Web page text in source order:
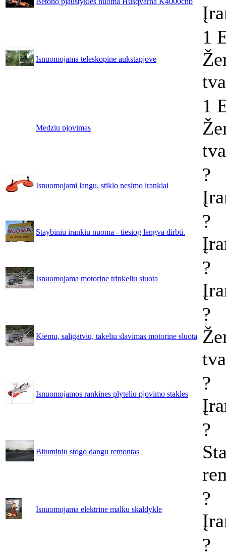
Isnuomojama teleskopine aukstapjove
1
Medziu pjovimas
1
Isnuomojami langu, stiklo nesimo irankiai
?
Staybiniu irankiu nuoma - tiesiog lengva dirbti.
?
Isnuomojama motorine trinkeliu sluota
?
Kiemu, saligatviu, takeliu slavimas motorine sluota
?
Isnuomojamos rankines plyteliu pjovimo stakles
?
Bituminiu stogo dangu remontas
?
Isnuomojama elektrine malku skaldykle
?
?